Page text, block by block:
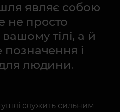
являє собою
не просто
тілі, а й
позначення і
людини.
служить сильним